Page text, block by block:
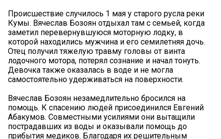
Происшествие случилось 1 мая у старого русла реки
Кумы. Вячеслав Бозоян отдыхал там с семьей, когда
заметил перевернувшуюся моторную лодку, в
которой находились мужчина и его семилетняя дочь.
Отец получил тяжелую травму головы от винта
лодочного мотора, потерял сознание и начал тонуть.
Девочка также оказалась в воде и не могла
самостоятельно удерживаться на поверхности.
Вячеслав Бозоян незамедлительно бросился на
помощь. К спасению людей присоединился Евгений
Абакумов. Совместными усилиями они вытащили
пострадавших из воды и оказывали помощь до
прибытия медиков. Благодаря их решительным